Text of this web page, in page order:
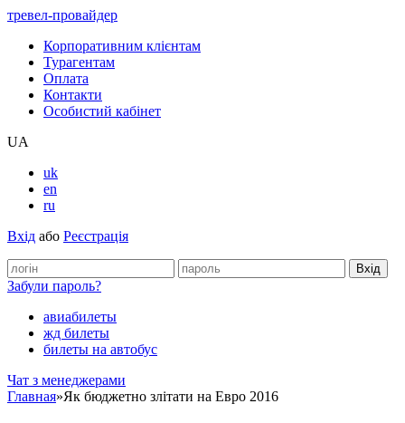
тревел-провайдер
Корпоративним клієнтам
Турагентам
Оплата
Контакти
Особистий кабінет
UA
uk
en
ru
Вхід або Реєстрація
Забули пароль?
авиабилеты
жд билеты
билеты на автобус
Чат з менеджерами
Главная»Як бюджетно злітати на Евро 2016